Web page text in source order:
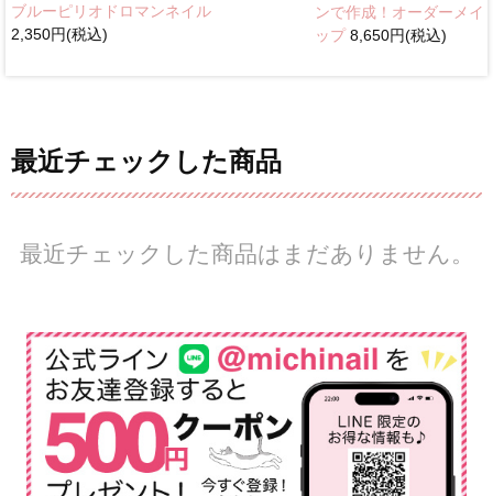
ブルーピリオドロマンネイル
2,350円(税込)
ンで作成！オーダーメイ
ップ8,650円(税込)
最近チェックした商品
最近チェックした商品はまだありません。